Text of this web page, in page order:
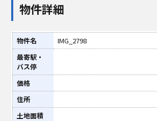
物件詳細
物件名
IMG_2798
最寄駅・
バス停
価格
住所
土地面積